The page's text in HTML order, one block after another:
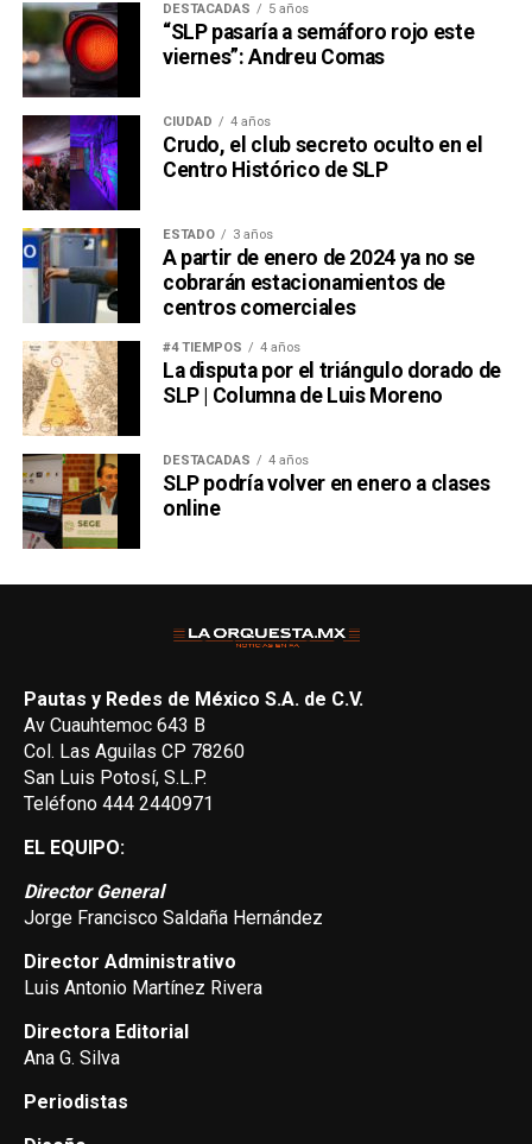
DESTACADAS 5 años
“SLP pasaría a semáforo rojo este
viernes”: Andreu Comas
CIUDAD 4 años
Crudo, el club secreto oculto en el
Centro Histórico de SLP
ESTADO 3 años
A partir de enero de 2024 ya no se
cobrarán estacionamientos de
centros comerciales
#4 TIEMPOS 4 años
La disputa por el triángulo dorado de
SLP | Columna de Luis Moreno
DESTACADAS 4 años
SLP podría volver en enero a clases
online
Pautas y Redes de México S.A. de C.V.
Av Cuauhtemoc 643 B
Col. Las Aguilas CP 78260
San Luis Potosí, S.L.P.
Teléfono 444 2440971
EL EQUIPO:
Director General
Jorge Francisco Saldaña Hernández
Director Administrativo
Luis Antonio Martínez Rivera
Directora Editorial
Ana G. Silva
Periodistas